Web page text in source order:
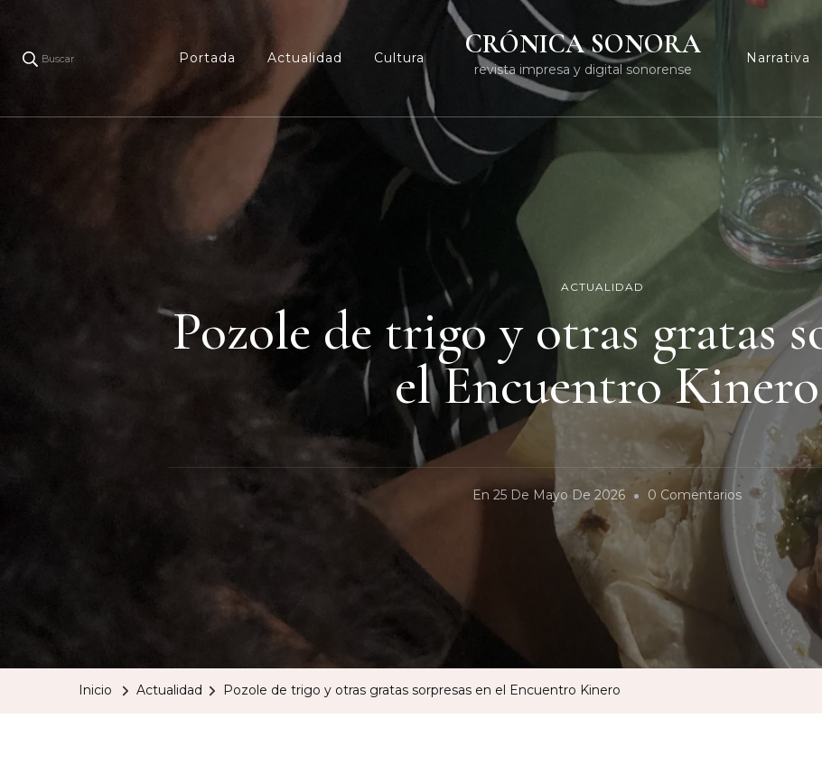
Buscar Portada Actualidad Cultura CRÓNICA SONORA
revista impresa y digital sonorense
Narrativa
ACTUALIDAD
Pozole de trigo y otras gratas
el Encuentro Kinero
En 25 De Mayo De 2026 0 ComentariosEn
Pozole
De
Trigo
Y
Otras
Gratas
Inicio Actualidad Pozole de trigo y otras gratas sorpresas en el Encuentro Kinero